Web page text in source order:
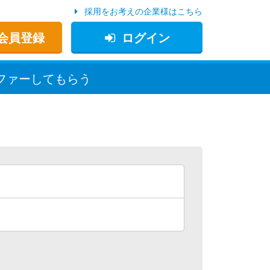
員登録 ログイン
採用をお考えの企業様はこちら
ァー してもらう